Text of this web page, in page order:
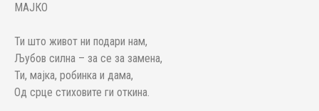
МАЈКО
Ти што живот ни подари нам,
Љубов силна – за се за замена,
Ти, мајка, робинка и дама,
Од срце стиховите ги откина.